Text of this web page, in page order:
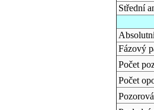
Střední
Fázový
Počet
Počet